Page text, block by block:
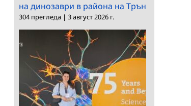
на динозаври в района на Трън
304 прегледа | 3 август 2026 г.